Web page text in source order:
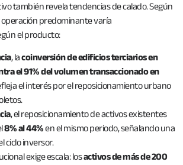
también revela tendencias de calado. Según
operación predominante varía
el producto:
, lacoinversión de edificios terciarios en
el 91% del volumen transaccionado en
el interés por el reposicionamiento urbano
, el reposicionamiento de activos existentes
8% al 44%en el mismo periodo, señalando una
ciclo inversor.
exige escala: losactivos de más de 200